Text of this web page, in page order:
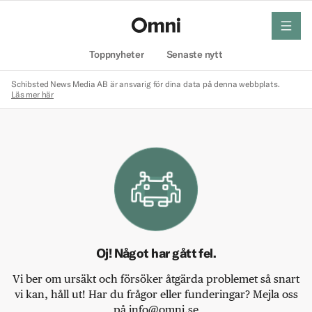
Toppnyheter Senaste nytt
meny
Schibsted News Media AB är ansvarig för dina data på denna webbplats.
Läs mer här
Oj! Något har gått fel.
Vi ber om ursäkt och försöker åtgärda problemet så snart
vi kan, håll ut! Har du frågor eller funderingar? Mejla oss